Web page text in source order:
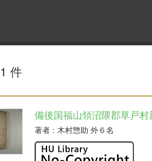
件
備後国福山領沼隈郡草戸村
著者: 木村惣助 外６名